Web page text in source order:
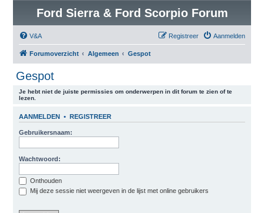
Ford Sierra & Ford Scorpio Forum
V&A Aanmelden
Registreer
Forumoverzicht Algemeen Gespot
Gespot
Je hebt niet de juiste permissies om onderwerpen in dit forum te zien of te
lezen.
AANMELDEN • REGISTREER
Gebruikersnaam:
Wachtwoord:
Onthouden
Mij deze sessie niet weergeven in de lijst met online gebruikers